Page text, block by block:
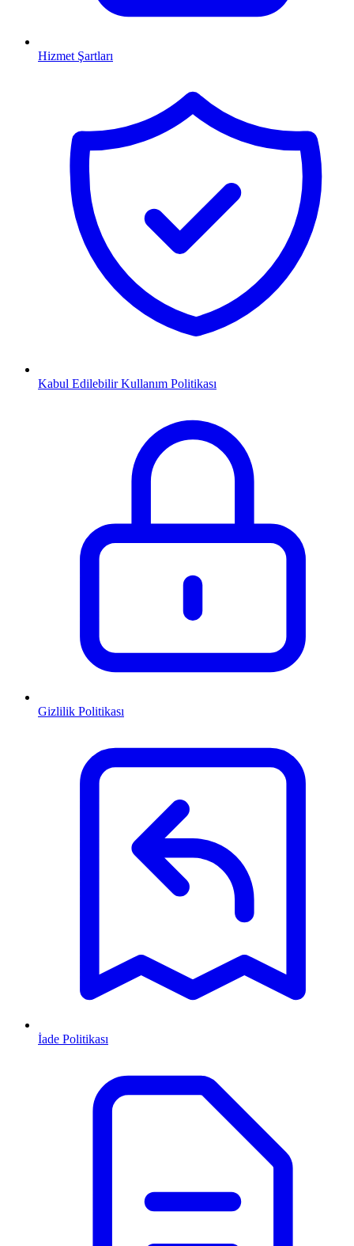
Hizmet Şartları
Kabul Edilebilir Kullanım Politikası
Gizlilik Politikası
İade Politikası